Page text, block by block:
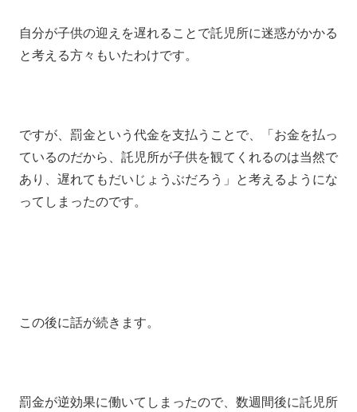
自分が子供の迎えを遅れることで託児所に迷惑がかかる
と考える方々もいたわけです。
ですが、罰金という代金を支払うことで、「お金を払っ
ているのだから、託児所が子供を観てくれるのは当然で
あり、遅れてもだいじょうぶだろう」と考えるようにな
ってしまったのです。
この後に話が続きます。
罰金が逆効果に働いてしまったので、数週間後に託児所